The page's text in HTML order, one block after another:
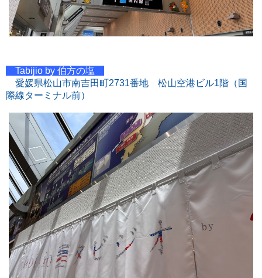
Tabijio by 伯方の塩
愛媛県松山市南吉田町2731番地 松山空港ビル1階（国
際線ターミナル前）